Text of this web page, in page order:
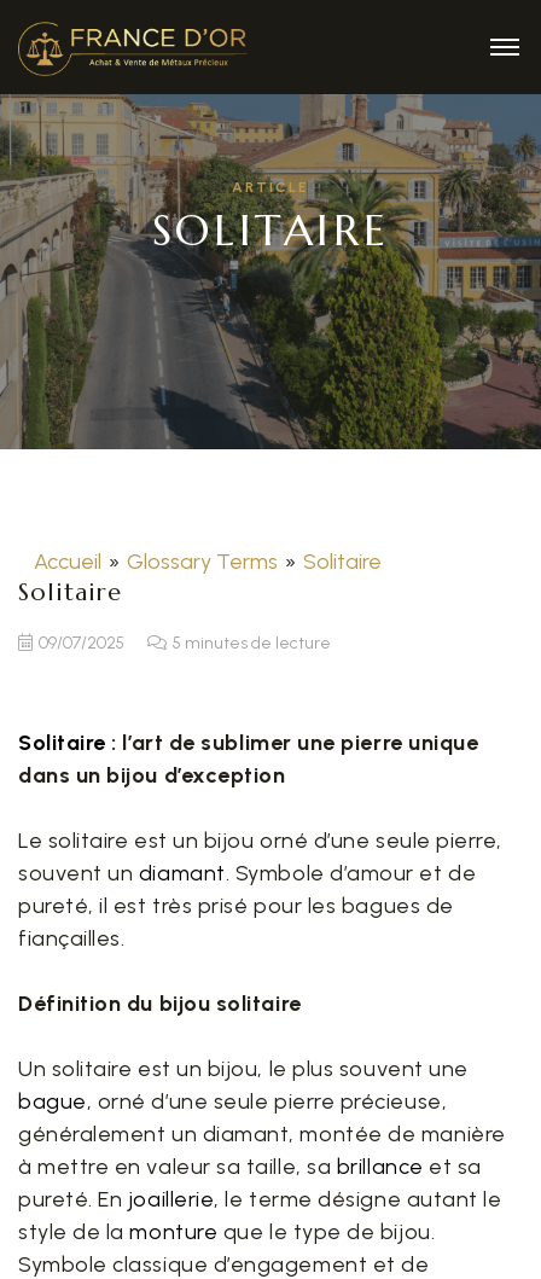
ARTICLE
SOLITAIRE
Accueil » Glossary Terms » Solitaire
Solitaire
09/07/2025 5 minutes de lecture
Solitaire : l’art de sublimer une pierre unique
dans un bijou d’exception
Le solitaire est un bijou orné d’une seule pierre,
souvent un diamant. Symbole d’amour et de
pureté, il est très prisé pour les bagues de
fiançailles.
Définition du bijou solitaire
Un solitaire est un bijou, le plus souvent une
bague, orné d’une seule pierre précieuse,
généralement un diamant, montée de manière
à mettre en valeur sa taille, sa brillance et sa
pureté. En joaillerie, le terme désigne autant le
style de lamonture que le type de bijou.
Symbole classique d’engagement et de